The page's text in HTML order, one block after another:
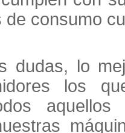
de consumo
dudas, lo
los